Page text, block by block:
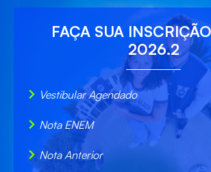
FAÇA SUA INSCRIÇÃO
2026.2
Vestibular Agendado
Nota ENEM
Nota Anterior